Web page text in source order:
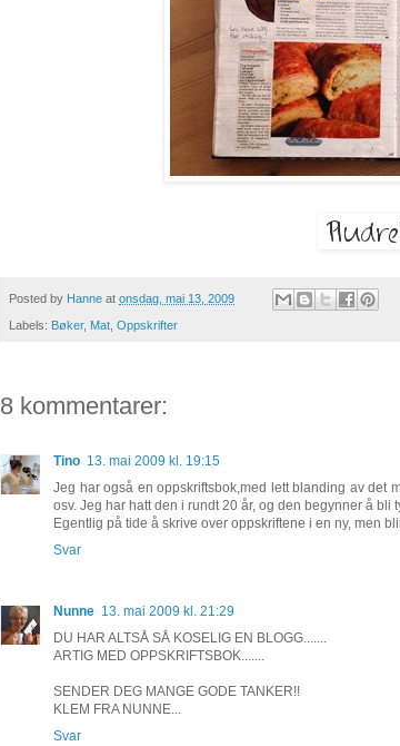
Posted by Hanne at onsdag, mai 13, 2009
Labels: Bøker, Mat Oppskrifter
8 kommentarer:
Tino 13. mai 2009 kl. 19:15
Jeg har også en oppskriftsbok,med lett blanding av det
osv. Jeg har hatt den i rundt 20 år, og den begynner å
Egentlig på tide å skrive over oppskriftene i en ny, men
Svar
Nunne 13. mai 2009 kl. 21:29
DU HAR ALTSÅ SÅ KOSELIG EN BLOGG.......
ARTIG MED OPPSKRIFTSBOK.......
SENDER DEG MANGE GODE TANKER!!
KLEM FRA NUNNE...
Svar